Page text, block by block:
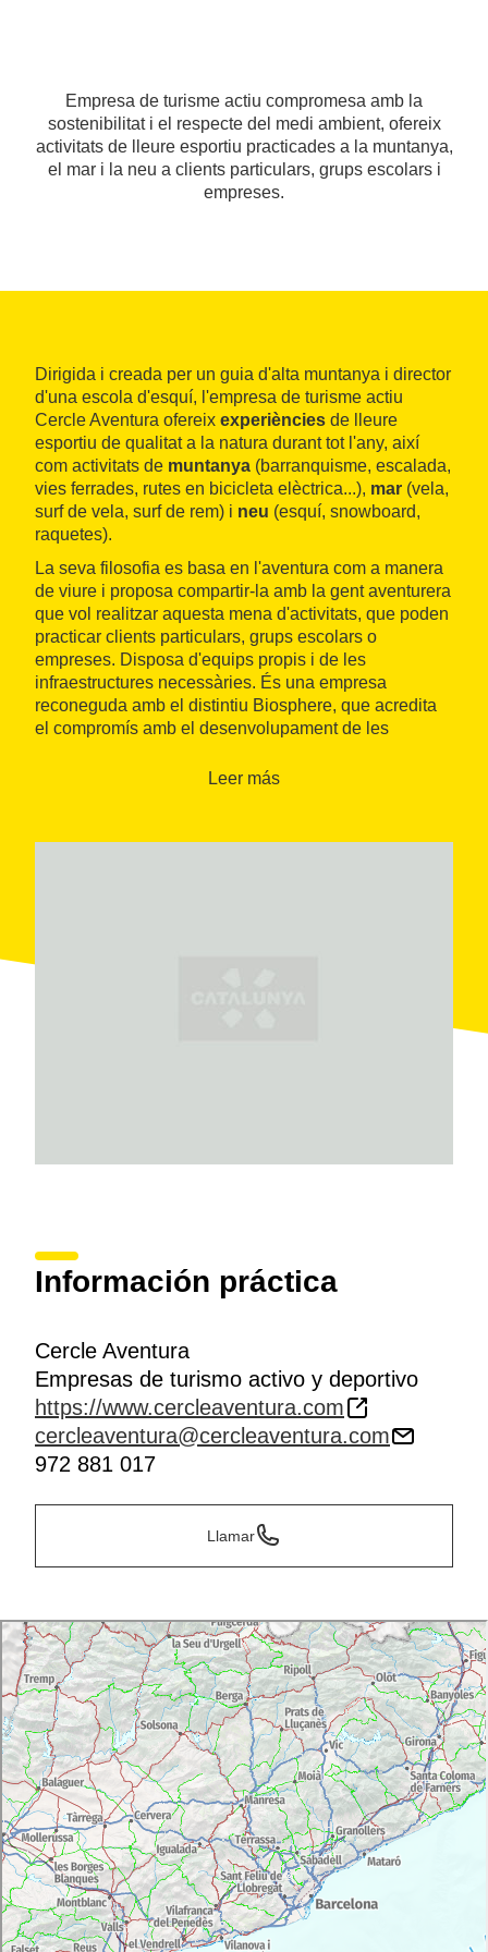
Empresa de turisme actiu compromesa amb la
sostenibilitat i el respecte del medi ambient, ofereix
activitats de lleure esportiu practicades a la muntanya,
el mar i la neu a clients particulars, grups escolars i
empreses.
Dirigida i creada per un guia d'alta muntanya i director
d'una escola d'esquí, l'empresa de turisme actiu
Cercle Aventura ofereix experiències de lleure
esportiu de qualitat a la natura durant tot l'any, així
com activitats de muntanya (barranquisme, escalada,
vies ferrades, rutes en bicicleta elèctrica...), mar (vela,
surf de vela, surf de rem) i neu (esquí, snowboard,
raquetes).
La seva filosofia es basa en l'aventura com a manera
de viure i proposa compartir-la amb la gent aventurera
que vol realitzar aquesta mena d'activitats, que poden
practicar clients particulars, grups escolars o
empreses. Disposa d'equips propis i de les
infraestructures necessàries. És una empresa
reconeguda amb el distintiu Biosphere, que acredita
el compromís amb el desenvolupament de les
Leer más
Información práctica
Cercle Aventura
Empresas de turismo activo y deportivo
https://www.cercleaventura.com
cercleaventura@cercleaventura.com
972 881 017
Llamar